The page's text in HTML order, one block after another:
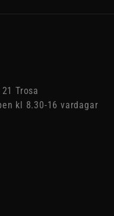
Trosa
kl 8.30-16 vardagar